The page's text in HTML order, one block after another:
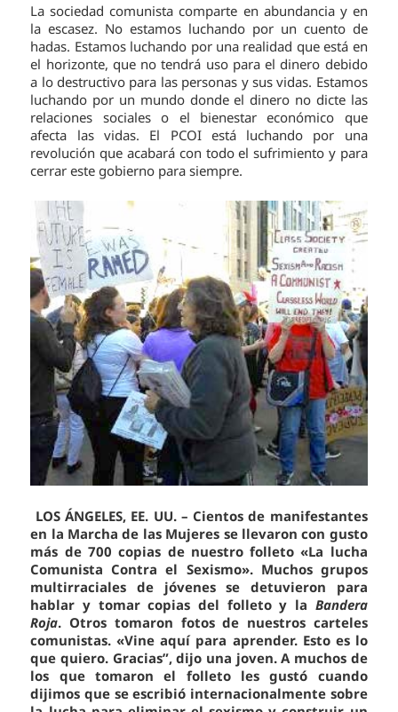
La sociedad comunista comparte en abundancia y en
la escasez. No estamos luchando por un cuento de
hadas. Estamos luchando por una realidad que está en
el horizonte, que no tendrá uso para el dinero debido
a lo destructivo para las personas y sus vidas. Estamos
luchando por un mundo donde el dinero no dicte las
relaciones sociales o el bienestar económico que
afecta las vidas. El PCOI está luchando por una
revolución que acabará con todo el sufrimiento y para
cerrar este gobierno para siempre.
LOS ÁNGELES, EE. UU. – Cientos de manifestantes
en la Marcha de las Mujeres se llevaron con gusto
más de 700 copias de nuestro folleto «La lucha
Comunista Contra el Sexismo». Muchos grupos
multirraciales de jóvenes se detuvieron para
hablar y tomar copias del folleto y la Bandera
Roja. Otros tomaron fotos de nuestros carteles
comunistas. «Vine aquí para aprender. Esto es lo
que quiero. Gracias”, dijo una joven. A muchos de
los que tomaron el folleto les gustó cuando
dijimos que se escribió internacionalmente sobre